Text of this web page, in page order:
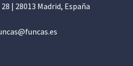
| 28013 Madrid, España